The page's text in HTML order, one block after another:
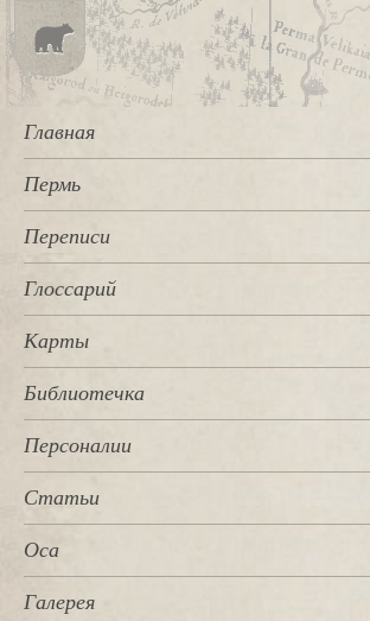
Главная
Пермь
Переписи
Глоссарий
Карты
Библиотечка
Персоналии
Статьи
Оса
Галерея